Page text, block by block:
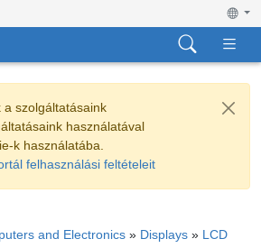
a szolgáltatásaink
használatával
k használatába.
felhasználási feltételeit
and Electronics » Displays » LCD